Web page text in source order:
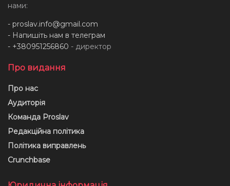
нами:
- proslav.info@gmail.com
- Напишіть нам в телеграм
- +380951256860 - директор
Про видання
Про нас
Аудиторія
Команда Proslav
Редакційна політика
Політика виправлень
Crunchbase